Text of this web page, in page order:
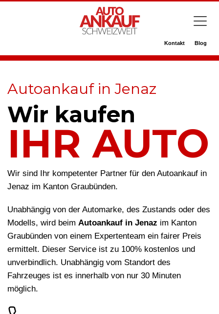
Kontakt Blog
Autoankauf in Jenaz
Wir kaufen
IHR AUTO
Wir sind Ihr kompetenter Partner für den Autoankauf in
Jenaz im Kanton Graubünden.
Unabhängig von der Automarke, des Zustands oder des
Modells, wird beim Autoankauf in Jenaz im Kanton
Graubünden von einem Expertenteam ein fairer Preis
ermittelt. Dieser Service ist zu 100% kostenlos und
unverbindlich. Unabhängig vom Standort des
Fahrzeuges ist es innerhalb von nur 30 Minuten
möglich.